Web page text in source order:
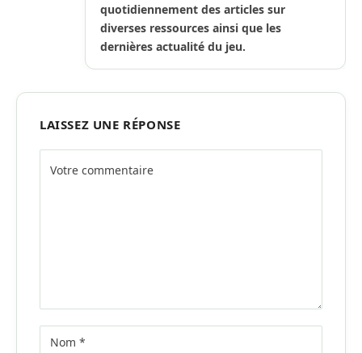
quotidiennement des articles sur
diverses ressources ainsi que les
dernières actualité du jeu.
LAISSEZ UNE RÉPONSE